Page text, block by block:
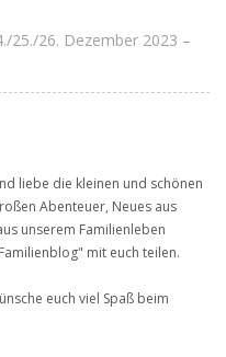
25./26. Dezember 2023 –
liebe die kleinen und schönen
Abenteuer, Neues aus
unserem Familienleben
mit euch teilen.
euch viel Spaß beim